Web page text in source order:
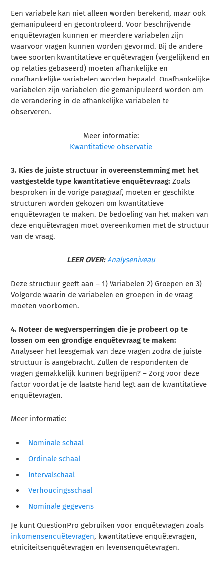
Een variabele kan niet alleen worden berekend, maar ook
gemanipuleerd en gecontroleerd. Voor beschrijvende
enquêtevragen kunnen er meerdere variabelen zijn
waarvoor vragen kunnen worden gevormd. Bij de andere
twee soorten kwantitatieve enquêtevragen (vergelijkend en
op relaties gebaseerd) moeten afhankelijke en
onafhankelijke variabelen worden bepaald. Onafhankelijke
variabelen zijn variabelen die gemanipuleerd worden om
de verandering in de afhankelijke variabelen te
observeren.
Meer informatie:
Kwantitatieve observatie
3. Kies de juiste structuur in overeenstemming met het
vastgestelde type kwantitatieve enquêtevraag: Zoals
besproken in de vorige paragraaf, moeten er geschikte
structuren worden gekozen om kwantitatieve
enquêtevragen te maken. De bedoeling van het maken van
deze enquêtevragen moet overeenkomen met de structuur
van de vraag.
LEER OVER: Analyseniveau
Deze structuur geeft aan – 1) Variabelen 2) Groepen en 3)
Volgorde waarin de variabelen en groepen in de vraag
moeten voorkomen.
4. Noteer de wegversperringen die je probeert op te
lossen om een grondige enquêtevraag te maken:
Analyseer het leesgemak van deze vragen zodra de juiste
structuur is aangebracht. Zullen de respondenten de
vragen gemakkelijk kunnen begrijpen? – Zorg voor deze
factor voordat je de laatste hand legt aan de kwantitatieve
enquêtevragen.
Meer informatie:
Nominale schaal
Ordinale schaal
Intervalschaal
Verhoudingsschaal
Nominale gegevens
Je kunt QuestionPro gebruiken voor enquêtevragen zoals
inkomensenquêtevragen, kwantitatieve enquêtevragen,
etniciteitsenquêtevragen en levensenquêtevragen.